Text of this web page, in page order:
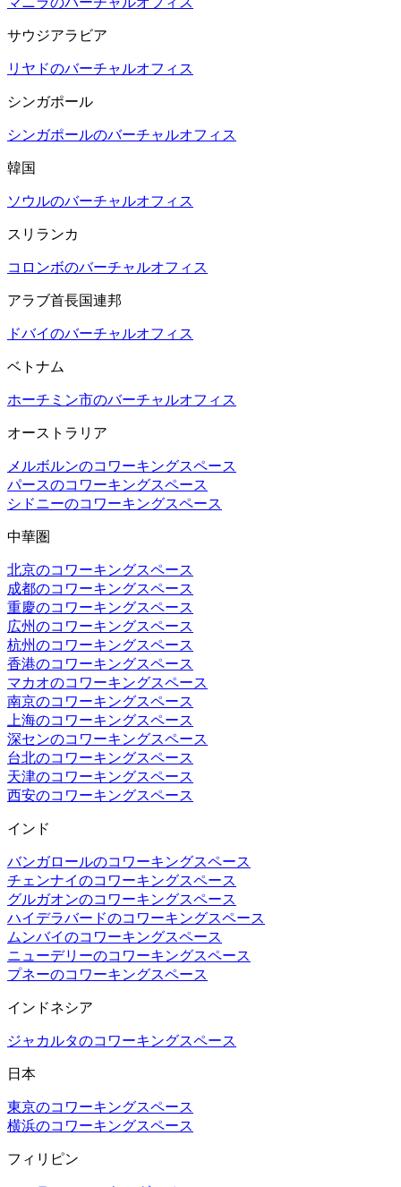
サウジアラビア
リヤドのバーチャルオフィス
シンガポール
シンガポールのバーチャルオフィス
韓国
ソウルのバーチャルオフィス
スリランカ
コロンボのバーチャルオフィス
アラブ首長国連邦
ドバイのバーチャルオフィス
ベトナム
ホーチミン市のバーチャルオフィス
オーストラリア
メルボルンのコワーキングスペース
パースのコワーキングスペース
シドニーのコワーキングスペース
中華圏
北京のコワーキングスペース
成都のコワーキングスペース
重慶のコワーキングスペース
広州のコワーキングスペース
杭州のコワーキングスペース
香港のコワーキングスペース
マカオのコワーキングスペース
南京のコワーキングスペース
上海のコワーキングスペース
深センのコワーキングスペース
台北のコワーキングスペース
天津のコワーキングスペース
西安のコワーキングスペース
インド
バンガロールのコワーキングスペース
チェンナイのコワーキングスペース
グルガオンのコワーキングスペース
ハイデラバードのコワーキングスペース
ムンバイのコワーキングスペース
ニューデリーのコワーキングスペース
プネーのコワーキングスペース
インドネシア
ジャカルタのコワーキングスペース
日本
東京のコワーキングスペース
横浜のコワーキングスペース
フィリピン